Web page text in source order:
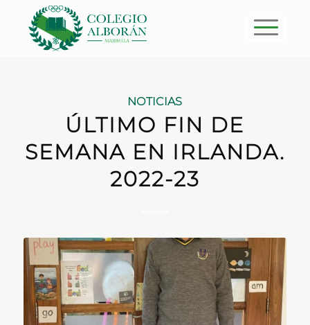
NOTICIAS
ÚLTIMO FIN DE
SEMANA EN IRLANDA.
2022-23